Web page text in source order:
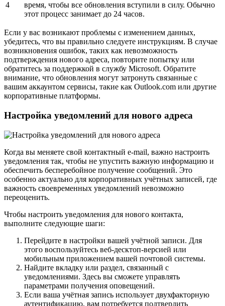
4
время, чтобы все обновления вступили в силу. Обычно
этот процесс занимает до 24 часов.
Если у вас возникают проблемы с изменением данных,
убедитесь, что вы правильно следуете инструкциям. В случае
возникновения ошибок, таких как невозможность
подтверждения нового адреса, повторите попытку или
обратитесь за поддержкой в службу Microsoft. Обратите
внимание, что обновления могут затронуть связанные с
вашим аккаунтом сервисы, такие как Outlook.com или другие
корпоративные платформы.
Настройка уведомлений для нового адреса
Когда вы меняете свой контактный e-mail, важно настроить
уведомления так, чтобы не упустить важную информацию и
обеспечить бесперебойное получение сообщений. Это
особенно актуально для корпоративных учётных записей, где
важность своевременных уведомлений невозможно
переоценить.
Чтобы настроить уведомления для нового контакта,
выполните следующие шаги:
Перейдите в настройки вашей учётной записи. Для
этого воспользуйтесь веб-десктоп-версией или
мобильным приложением вашей почтовой системы.
Найдите вкладку или раздел, связанный с
уведомлениями. Здесь вы сможете управлять
параметрами получения оповещений.
Если ваша учётная запись использует двухфакторную
аутентификацию, вам потребуется подтвердить